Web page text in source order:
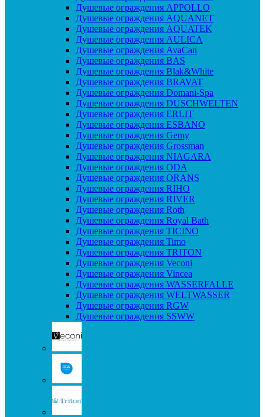
Душевые ограждения APPOLLO
Душевые ограждения AQUANET
Душевые ограждения AQUATEK
Душевые ограждения AULICA
Душевые ограждения AvaCan
Душевые ограждения BAS
Душевые ограждения Blak&White
Душевые ограждения BRAVAT
Душевые ограждения Domani-Spa
Душевые ограждения DUSCHWELTEN
Душевые ограждения ERLIT
Душевые ограждения ESBANO
Душевые ограждения Gemy
Душевые ограждения Grossman
Душевые ограждения NIAGARA
Душевые ограждения ODA
Душевые ограждения ORANS
Душевые ограждения RIHO
Душевые ограждения RIVER
Душевые ограждения Roth
Душевые ограждения Royal Bath
Душевые ограждения TICINO
Душевые ограждения Timo
Душевые ограждения TRITON
Душевые ограждения Veconi
Душевые ограждения Vincea
Душевые ограждения WASSERFALLE
Душевые ограждения WELTWASSER
Душевые ограждения RGW
Душевые ограждения SSWW